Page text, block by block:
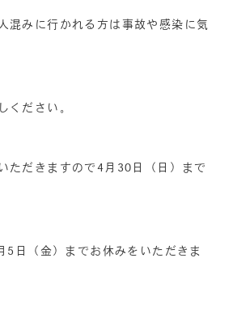
混みに行かれる方は事故や感染に気
ください。
ただきますので4月30日（日）まで
5日（金）までお休みをいただきま